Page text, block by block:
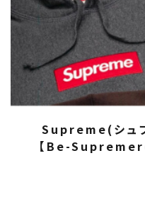
Supreme(シュ
【Be-Supremer(